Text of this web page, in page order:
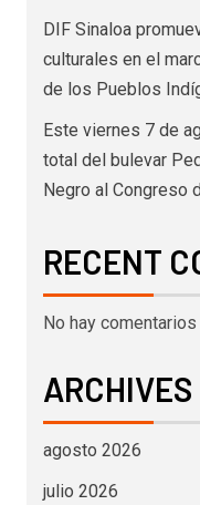
DIF Sinaloa
culturales en el
de los Pueblos
Este viernes 7 de
total del bulevar
Negro al Congreso
RECENT
No hay
ARCHIVES
agosto 2026
julio 2026